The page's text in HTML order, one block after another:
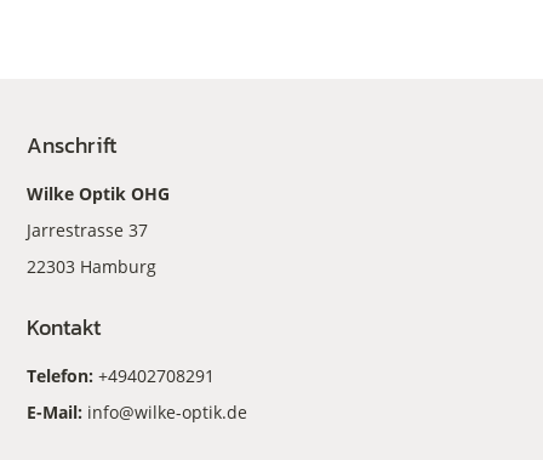
Anschrift
Wilke Optik OHG
Jarrestrasse 37
22303 Hamburg
Kontakt
Telefon:+49402708291
E-Mail: info@wilke-optik.de